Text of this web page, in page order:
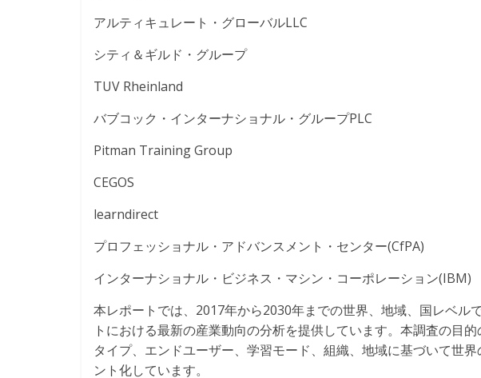
アルティキュレート・グローバルLLC
シティ＆ギルド・グループ
TUV Rheinland
バブコック・インターナショナル・グループPLC
Pitman Training Group
CEGOS
learndirect
プロフェッショナル・アドバンスメント・センター(CfPA)
インターナショナル・ビジネス・マシン・コーポレーション(IBM)
本レポートでは、2017年から2030年までの世界、地域、国レベル
トにおける最新の産業動向の分析を提供しています。本調査の目
タイプ、エンドユーザー、学習モード、組織、地域に基づいて世
ント化しています。